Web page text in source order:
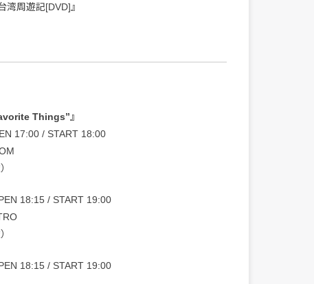
周遊記[DVD]』
Things”』
17:00 / START 18:00
18:15 / START 19:00
18:15 / START 19:00